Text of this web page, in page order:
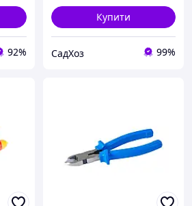
92%
Купити
СадХоз 99%